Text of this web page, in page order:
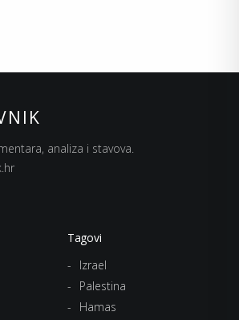
analiza i stavova.
Tagovi
Izrael
Palestina
Hamas